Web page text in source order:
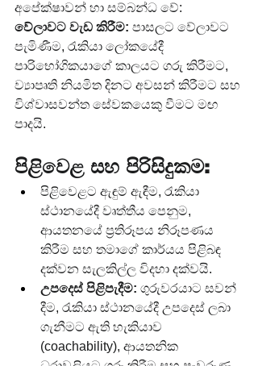
අපේක්ෂාවන් හා සම්බන්ධ වේ:
වේලාවට වැඩ කිරීම: පාසලට වේලාවට
පැමිණීම, රැකියා ලෝකයේදී
පාරිභෝගිකයාගේ කාලයට ගරු කිරීමට,
ව්‍යාපෘති නියමිත දිනට අවසන් කිරීමට සහ
විශ්වාසවන්ත සේවකයෙකු වීමට මඟ
පාදයි.
පිළිවෙළ සහ පිරිසිදුකම:
පිළිවෙළට ඇඳුම් ඇඳීම, රැකියා
ස්ථානයේදී වෘත්තීය පෙනුම,
ආයතනයේ ප්‍රතිරූපය නිරූපණය
කිරීම සහ තමාගේ කාර්යය පිළිබඳ
දක්වන සැලකිල්ල විදහා දක්වයි.
උපදෙස් පිළිපැදීම: ගුරුවරයාට සවන්
දීම, රැකියා ස්ථානයේදී උපදෙස් ලබා
ගැනීමට ඇති හැකියාව
(coachability), ආයතනික